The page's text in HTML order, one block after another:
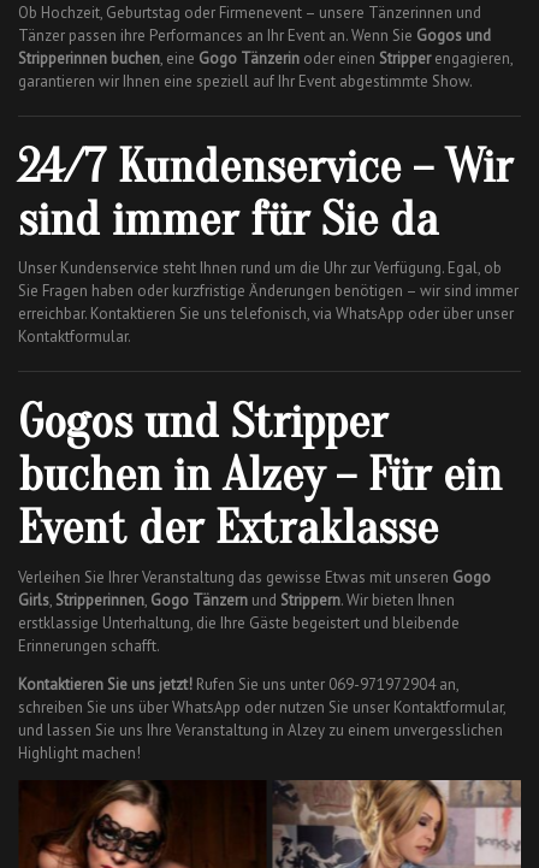
Ob Hochzeit, Geburtstag oder Firmenevent – unsere Tänzerinnen und
Tänzer passen ihre Performances an Ihr Event an. Wenn Sie Gogos und
Stripperinnen buchen, eine Gogo Tänzerin oder einen Stripperengagieren,
garantieren wir Ihnen eine speziell auf Ihr Event abgestimmte Show.
24/7 Kundenservice – Wir
sind immer für Sie da
Unser Kundenservice steht Ihnen rund um die Uhr zur Verfügung. Egal, ob
Sie Fragen haben oder kurzfristige Änderungen benötigen – wir sind immer
erreichbar. Kontaktieren Sie uns telefonisch, via WhatsApp oder über unser
Kontaktformular.
Gogos und Stripper
buchen in Alzey – Für ein
Event der Extraklasse
Verleihen Sie Ihrer Veranstaltung das gewisse Etwas mit unseren Gogo
Girls, Stripperinnen, Gogo Tänzern und Strippern. Wir bieten Ihnen
erstklassige Unterhaltung, die Ihre Gäste begeistert und bleibende
Erinnerungen schafft.
Kontaktieren Sie uns jetzt! Rufen Sie uns unter 069-971972904 an,
schreiben Sie uns über WhatsApp oder nutzen Sie unser Kontaktformular,
und lassen Sie uns Ihre Veranstaltung in Alzey zu einem unvergesslichen
Highlight machen!